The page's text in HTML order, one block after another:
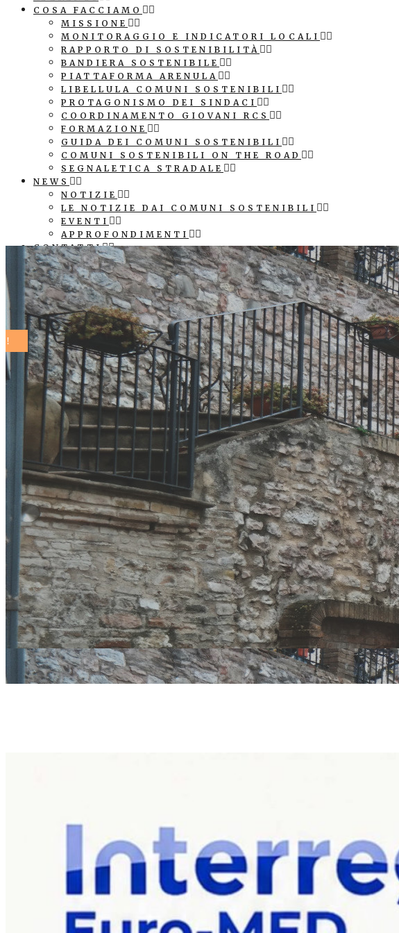
COSA FACCIAMO
MISSIONE
MONITORAGGIO E INDICATORI LOCALI
RAPPORTO DI SOSTENIBILITÀ
BANDIERA SOSTENIBILE
PIATTAFORMA ARENULA
LIBELLULA COMUNI SOSTENIBILI
PROTAGONISMO DEI SINDACI
COORDINAMENTO GIOVANI RCS
FORMAZIONE
GUIDA DEI COMUNI SOSTENIBILI
COMUNI SOSTENIBILI ON THE ROAD
SEGNALETICA STRADALE
NEWS
NOTIZIE
LE NOTIZIE DAI COMUNI SOSTENIBILI
EVENTI
APPROFONDIMENTI
CONTATTI
COMUNICAZIONE
PATROCINIO E LOGO ASSOCIAZIONE
SEGNALETICA STRADALE COMUNE SOSTENIBILE
CUBI AGENDA 2030
COMUNI SOSTENIBILI ON THE ROAD
eWAsTER